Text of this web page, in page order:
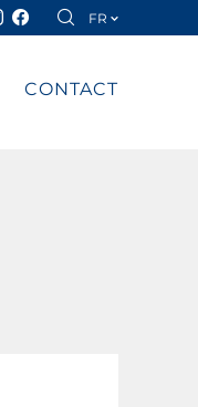
FR
CONTACT